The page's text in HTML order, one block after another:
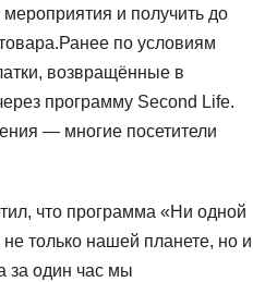
мероприятия и получить до
по условиям
возвращённые в
программу Second Life.
— многие посетители
что программа «Ни одной
только нашей планете, но и
за один час мы